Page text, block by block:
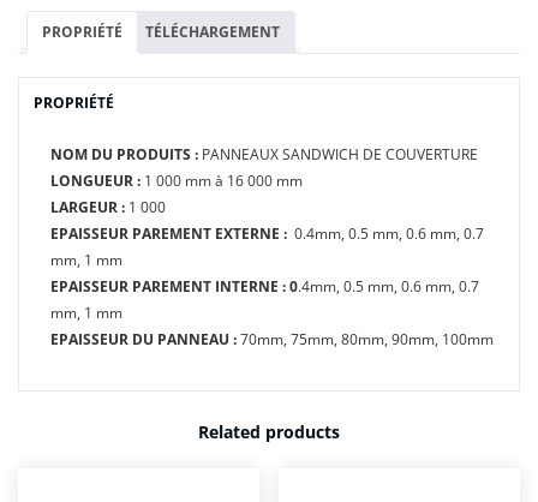
PROPRIÉTÉ TÉLÉCHARGEMENT
PROPRIÉTÉ
NOM DU PRODUITS :PANNEAUX SANDWICH DE COUVERTURE
LONGUEUR :1 000 mm à 16 000 mm
LARGEUR :1 000
EPAISSEUR PAREMENT EXTERNE :0.4mm, 0.5 mm, 0.6 mm, 0.7
mm, 1 mm
EPAISSEUR PAREMENT INTERNE : 0.4mm, 0.5 mm, 0.6 mm, 0.7
mm, 1 mm
EPAISSEUR DU PANNEAU :70mm, 75mm, 80mm, 90mm, 100mm
Related products